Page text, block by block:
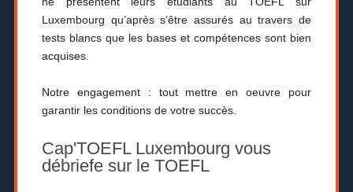
Luxembourg qu’après s’être assurés au travers de
tests blancs que les bases et compétences sont bien
acquises.
Notre engagement : tout mettre en oeuvre pour
garantir les conditions de votre succès.
Cap'TOEFL Luxembourg vous
débriefe sur le TOEFL